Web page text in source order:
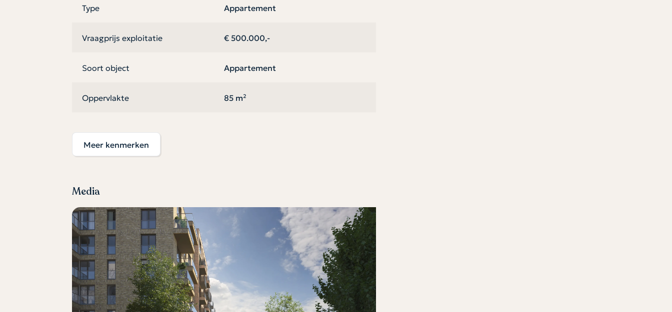
Type Appartement
Vraagprijs exploitatie € 500.000,-
Soort object Appartement
Oppervlakte 85 m²
Bouwjaar
Meer kenmerken
Media